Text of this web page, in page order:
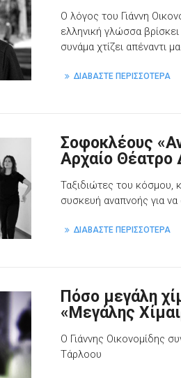
Ο λόγος του Γιάννη
ελληνική γλώσσα
συνάμα χτίζει απέναντι
ΔΙΑΒΑΣΤΕ ΠΕΡΙΣΣΟΤΕΡΑ
Σοφοκλέους
Αρχαίο
Ταξιδιώτες του κόσμου,
συσκευή αναπνοής για
ΔΙΑΒΑΣΤΕ ΠΕΡΙΣΣΟΤΕΡΑ
Πόσο μεγάλη
«Μεγάλης
Ο Γιάννης Οικονομίδης
Τάρλοου